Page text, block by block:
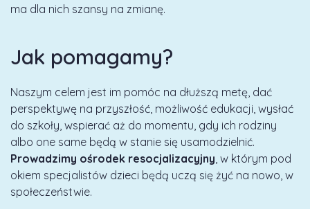
ma dla nich szansy na zmianę.
Jak pomagamy?
Naszym celem jest im pomóc na dłuższą metę, dać
perspektywę na przyszłość, możliwość edukacji, wysłać
do szkoły, wspierać aż do momentu, gdy ich rodziny
albo one same będą w stanie się usamodzielnić.
Prowadzimy ośrodek resocjalizacyjny , w którym pod
okiem specjalistów dzieci będą uczą się żyć na nowo, w
społeczeństwie.